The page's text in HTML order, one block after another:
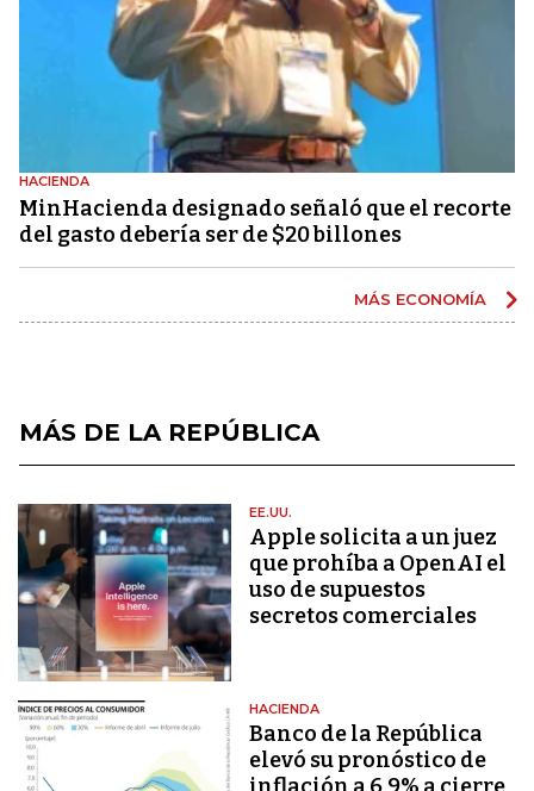
HACIENDA
MinHacienda designado señaló que el recorte
del gasto debería ser de $20 billones
MÁS ECONOMÍA
MÁS DE LA REPÚBLICA
EE.UU.
Apple solicita a un juez
que prohíba a OpenAI el
uso de supuestos
secretos comerciales
HACIENDA
Banco de la República
elevó su pronóstico de